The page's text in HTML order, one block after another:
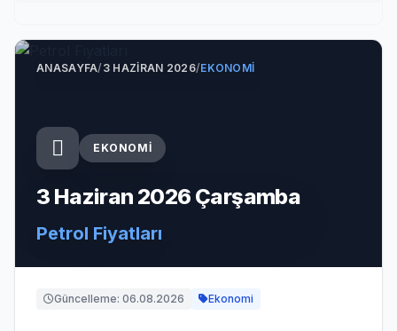
ANASAYFA/3 HAZIRAN 2026/EKONOMI
EKONOMI
3 Haziran 2026 Çarşamba
Petrol Fiyatları
Güncelleme: 06.08.2026 Ekonomi